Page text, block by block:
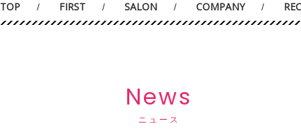
TOP FIRST SALON COMPANY
News
ニュース